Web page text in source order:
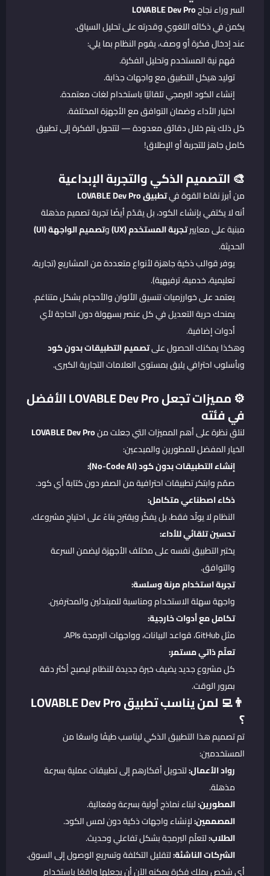
السر وراء نجاحLOVABLE Dev Pro
يكمن في ذكائه اللغوي وقدرته على تحليل السياق.
عند إدخال فكرة أو وصف، يقوم النظام بما يلي:
فهم نية المستخدم وتحليل الفكرة.
توليد هيكل التطبيق مع واجهات جذابة.
إنشاء الكود البرمجي تلقائيًا باستخدام لغات معتمدة.
اختبار الأداء وضمان التوافق مع الأجهزة المختلفة.
كل ذلك يتم خلال دقائق معدودة — لتتحول الفكرة إلى تطبيق
كامل جاهز للتجربة أو الإطلاق!
🎨 التصميم الذكي والتجربة الإبداعية
من أبرز نقاط القوة فيتطبيق LOVABLE Dev Pro
أنه لا يكتفي بإنشاء الكود، بل يقدّم أيضًا تجربة تصميم مذهلة
مبنية على معاييرتجربة المستخدم (UX) وتصميم الواجهة (UI)
الحديثة.
يوفر قوالب ذكية جاهزة لأنواع متعددة من المشاريع (تجارية،
تعليمية، خدمية، ترفيهية).
يعتمد على خوارزميات تنسيق الألوان والأحجام بشكل متناغم.
يمنحك حرية التعديل في كل عنصر بسهولة دون الحاجة لأي
أدوات إضافية.
وهكذا يمكنك الحصول علىتصميم التطبيقات بدون كود
وبأسلوب احترافي يليق بمستوى العلامات التجارية الكبرى.
⚙️ مميزات تجعل LOVABLE Dev Pro الأفضل
في فئته
لنلقِ نظرة على أهم المميزات التي جعلت منLOVABLE Dev Pro
الخيار المفضل للمطورين والمبدعين:
إنشاء التطبيقات بدون كود (No-Code AI):
صمّم وابتكر تطبيقات احترافية من الصفر دون كتابة أي كود.
ذكاء اصطناعي متكامل:
النظام لا يولّد فقط، بل يفكّر ويقترح بناءً على احتياج مشروعك.
تحسين تلقائي للأداء:
يختبر التطبيق نفسه على مختلف الأجهزة ليضمن السرعة
والتوافق.
تجربة استخدام مرنة وسلسة:
واجهة سهلة الاستخدام ومناسبة للمبتدئين والمحترفين.
تكامل مع أدوات خارجية:
مثل GitHub، قواعد البيانات، وواجهات البرمجة APIs.
تعلّم ذاتي مستمر:
كل مشروع جديد يضيف خبرة جديدة للنظام ليصبح أكثر دقة
بمرور الوقت.
👨‍💻 لمن يناسبتطبيق LOVABLE Dev Pro
؟
تم تصميم هذا التطبيق الذكي ليناسب طيفًا واسعًا من
المستخدمين:
رواد الأعمال:لتحويل أفكارهم إلى تطبيقات عملية بسرعة
مذهلة.
المطورين:لبناء نماذج أولية بسرعة وفعالية.
المصممين:لإنشاء واجهات ذكية دون لمس الكود.
الطلاب:لتعلّم البرمجة بشكل تفاعلي وحديث.
الشركات الناشئة:لتقليل التكلفة وتسريع الوصول إلى السوق.
أي شخص يملك فكرة يمكنه الآن أن يجعلها واقعًا باستخدام